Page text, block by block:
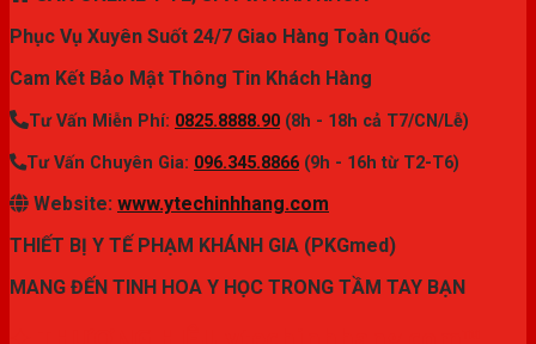
Phục Vụ Xuyên Suốt 24/7 Giao Hàng Toàn Quốc
Cam Kết Bảo Mật Thông Tin Khách Hàng
Tư Vấn Miễn Phí: 0825.8888.90 (8h - 18h cả T7/CN/Lễ)
Tư Vấn Chuyên Gia: 096.345.8866 (9h - 16h từ T2-T6)
Website: www.ytechinhhang.com
THIẾT BỊ Y TẾ PHẠM KHÁNH GIA (PKGmed)
MANG ĐẾN TINH HOA Y HỌC TRONG TẦM TAY BẠN